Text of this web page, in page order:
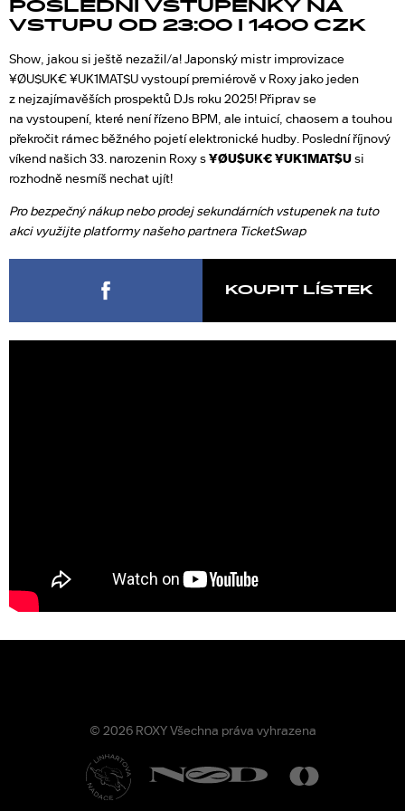
POSLEDNÍ VSTUPENKY NA
VSTUPU OD 23:00 I 1400 CZK
Show, jakou si ještě nezažil/a! Japonský mistr improvizace
¥ØU$UK€ ¥UK1MAT$U vystoupí premiérově v Roxy jako jeden
z nejzajímavěších prospektů DJs roku 2025! Připrav se
na vystoupení, které není řízeno BPM, ale intuicí, chaosem a touhou
překročit rámec běžného pojetí elektronické hudby. Poslední říjnový
víkend našich 33. narozenin Roxy s¥ØU$UK€ ¥UK1MAT$Usi
rozhodně nesmíš nechat ujít!
Pro bezpečný nákup nebo prodej sekundárních vstupenek na tuto
akci využijte platformy našeho partnera TicketSwap
KOUPIT LÍSTEK
© 2026 ROXY Všechna práva vyhrazena